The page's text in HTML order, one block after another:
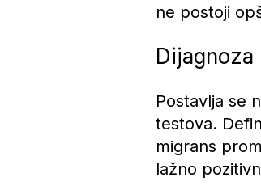
ne postoji
Dijagnoza
Postavlja se
testova.
migrans
lažno